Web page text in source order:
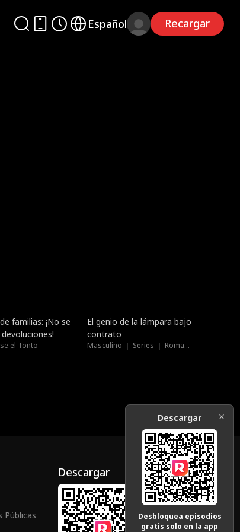
Español Recargar
familias: ¡No se
el Tonto
Doblado
El genio de la lámpara bajo
contrato
Masculino ｜ Series ｜ Romance
Públicas
Descargar
Descargar
Desbloquea episodios
gratis solo en la app